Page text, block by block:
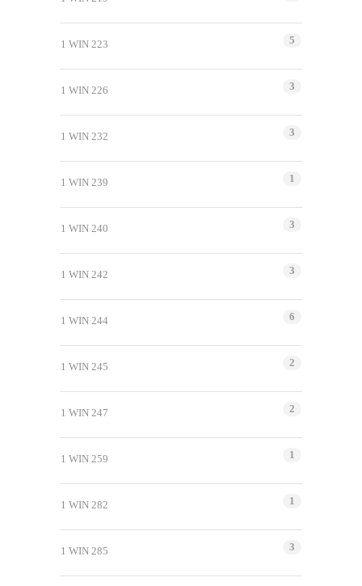
1 WIN 223 5
1 WIN 226 3
1 WIN 232 3
1 WIN 239 1
1 WIN 240 3
1 WIN 242 3
1 WIN 244 6
1 WIN 245 2
1 WIN 247 2
1 WIN 259 1
1 WIN 282 1
1 WIN 285 3